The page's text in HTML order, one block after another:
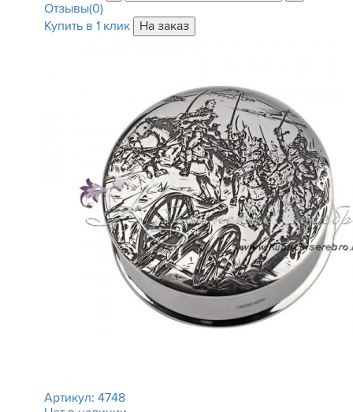
Отзывы(0)
Купить в 1 клик
Артикул: 4748